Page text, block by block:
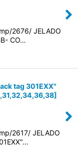
2676/ JELADO
CO…
tag 301EXX"
]
2617/ JELADO